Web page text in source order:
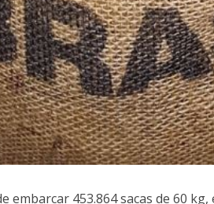
embarcar 453.864 sacas de 60